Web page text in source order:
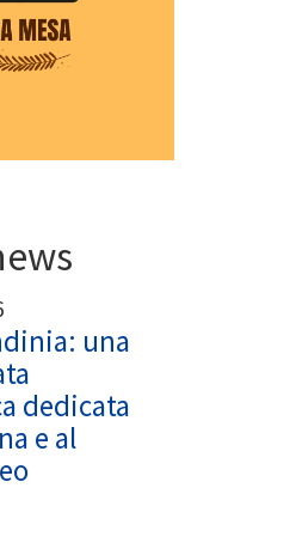
una
dedicata
e al